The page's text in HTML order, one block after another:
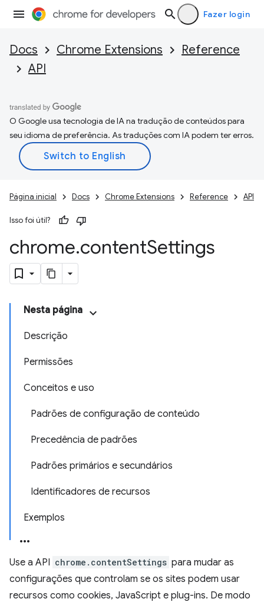
Fazer login
Docs Chrome Extensions
Reference
API
O Google usa tecnologia de IA na tradução de conteúdos para
seu idioma de preferência. As traduções com IA podem ter erros.
Página inicial Docs Chrome Extensions Reference API
Isso foi útil?
chrome.contentSettings
Nesta página
Descrição
Permissões
Conceitos e uso
Padrões de configuração de conteúdo
Precedência de padrões
Padrões primários e secundários
Identificadores de recursos
Exemplos
Use a API chrome.contentSettings para mudar as
configurações que controlam se os sites podem usar
recursos como cookies, JavaScript e plug-ins. De modo